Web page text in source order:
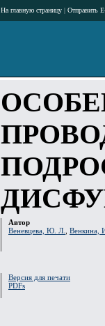
На главную страницу | Отправить
Автор
Веневцева, Ю. Л.
Венкина,
Версия для печати
PDFs